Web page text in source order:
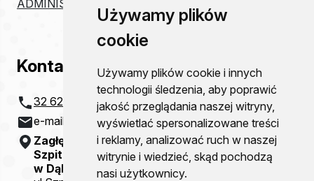
Używamy plików
cookie
Używamy plików cookie i innych
technologii śledzenia, aby poprawić
jakość przeglądania naszej witryny,
wyświetlać spersonalizowane treści
i reklamy, analizować ruch w naszej
witrynie i wiedzieć, skąd pochodzą
nasi użytkownicy.
ADMINISTRACJA
Kontakt
32 621 20 00
e-mail:
szpital@zco-dg.pl
Zagłębiowskie Centrum Onkologii
Szpital Specjalistyczny im. Sz. Starkiewicza
w Dąbrowie Górniczej